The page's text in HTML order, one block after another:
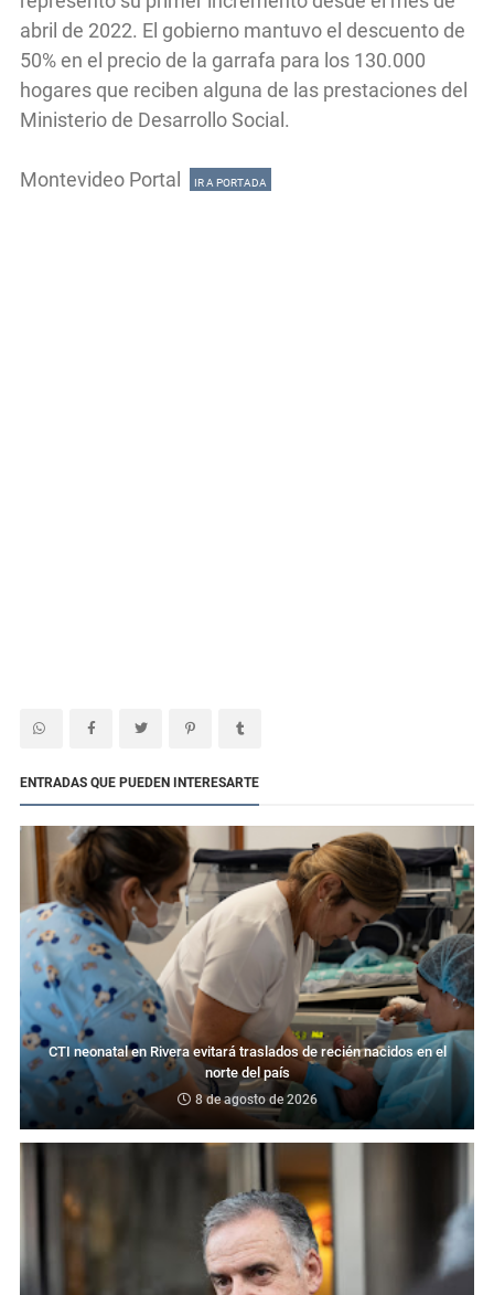
abril de 2022. El gobierno mantuvo el descuento de
50% en el precio de la garrafa para los 130.000
hogares que reciben alguna de las prestaciones del
Ministerio de Desarrollo Social.
Montevideo Portal IR A PORTADA
ENTRADAS QUE PUEDEN INTERESARTE
CTI neonatal en Rivera evitará traslados de recién nacidos en el
norte del país
8 de agosto de 2026